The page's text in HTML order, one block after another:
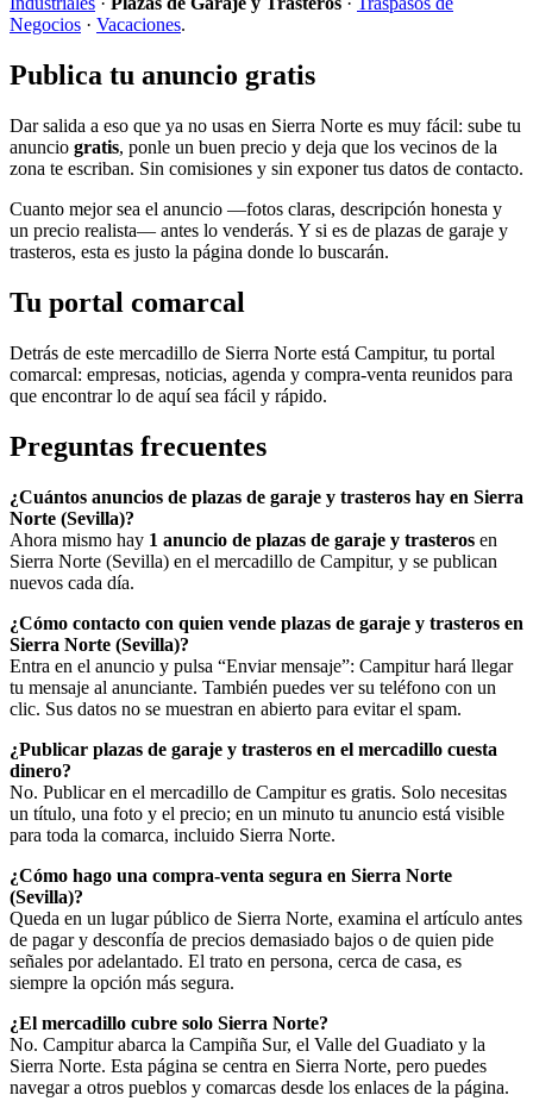
Negocios · Vacaciones.
Publica tu anuncio gratis
Dar salida a eso que ya no usas en Sierra Norte es muy fácil: sube tu
anuncio gratis, ponle un buen precio y deja que los vecinos de la
zona te escriban. Sin comisiones y sin exponer tus datos de contacto.
Cuanto mejor sea el anuncio —fotos claras, descripción honesta y
un precio realista— antes lo venderás. Y si es de plazas de garaje y
trasteros, esta es justo la página donde lo buscarán.
Tu portal comarcal
Detrás de este mercadillo de Sierra Norte está Campitur, tu portal
comarcal: empresas, noticias, agenda y compra-venta reunidos para
que encontrar lo de aquí sea fácil y rápido.
Preguntas frecuentes
¿Cuántos anuncios de plazas de garaje y trasteros hay en Sierra
Norte (Sevilla)?
Ahora mismo hay 1 anuncio de plazas de garaje y trasteros en
Sierra Norte (Sevilla) en el mercadillo de Campitur, y se publican
nuevos cada día.
¿Cómo contacto con quien vende plazas de garaje y trasteros en
Sierra Norte (Sevilla)?
Entra en el anuncio y pulsa “Enviar mensaje”: Campitur hará llegar
tu mensaje al anunciante. También puedes ver su teléfono con un
clic. Sus datos no se muestran en abierto para evitar el spam.
¿Publicar plazas de garaje y trasteros en el mercadillo cuesta
dinero?
No. Publicar en el mercadillo de Campitur es gratis. Solo necesitas
un título, una foto y el precio; en un minuto tu anuncio está visible
para toda la comarca, incluido Sierra Norte.
¿Cómo hago una compra-venta segura en Sierra Norte
(Sevilla)?
Queda en un lugar público de Sierra Norte, examina el artículo antes
de pagar y desconfía de precios demasiado bajos o de quien pide
señales por adelantado. El trato en persona, cerca de casa, es
siempre la opción más segura.
¿El mercadillo cubre solo Sierra Norte?
No. Campitur abarca la Campiña Sur, el Valle del Guadiato y la
Sierra Norte. Esta página se centra en Sierra Norte, pero puedes
navegar a otros pueblos y comarcas desde los enlaces de la página.